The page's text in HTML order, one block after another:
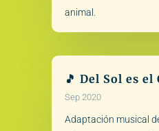
animal.
🎵 Del Sol es el
Sep 2020
Adaptación musical